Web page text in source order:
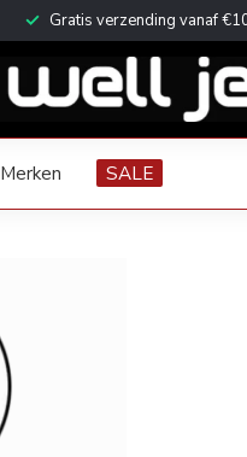
Gratis verzending vanaf
Merken SALE